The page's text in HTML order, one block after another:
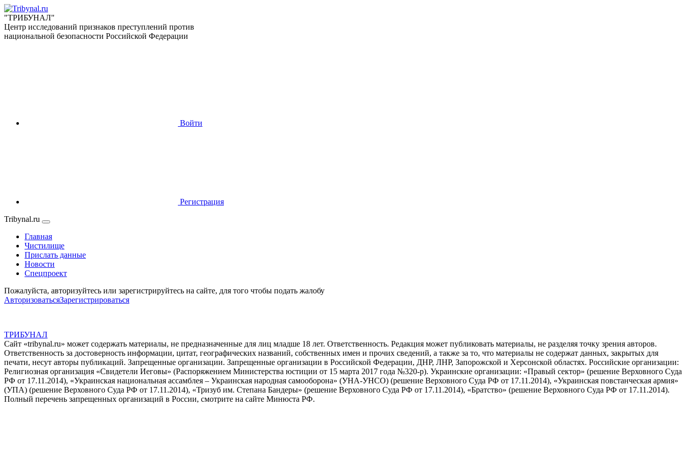
"ТРИБУНАЛ"
Центр исследований признаков преступлений против
национальной безопасности Российской Федерации
Войти
Регистрация
Tribynal.ru
Главная
Чистилище
Прислать данные
Новости
Спецпроект
Пожалуйста, авторизуйтесь или зарегистрируйтесь на сайте, для того чтобы подать жалобу
АвторизоватьсяЗарегистрироваться
ТРИБУНАЛ
Сайт «tribynal.ru» может содержать материалы, не предназначенные для лиц младше 18 лет. Ответственность. Редакция может публиковать материалы, не разделяя точку зрения авторов.
Ответственность за достоверность информации, цитат, географических названий, собственных имен и прочих сведений, а также за то, что материалы не содержат данных, закрытых для
печати, несут авторы публикаций. Запрещенные организации. Запрещенные организации в Российской Федерации, ДНР, ЛНР, Запорожской и Херсонской областях. Российские организации:
Религиозная организация «Свидетели Иеговы» (Распоряжением Министерства юстиции от 15 марта 2017 года №320-р). Украинские организации: «Правый сектор» (решение Верховного Суда
РФ от 17.11.2014), «Украинская национальная ассамблея – Украинская народная самооборона» (УНА-УНСО) (решение Верховного Суда РФ от 17.11.2014), «Украинская повстанческая армия»
(УПА) (решение Верховного Суда РФ от 17.11.2014), «Тризуб им. Степана Бандеры» (решение Верховного Суда РФ от 17.11.2014), «Братство» (решение Верховного Суда РФ от 17.11.2014).
Полный перечень запрещенных организаций в России, смотрите на сайте Минюста РФ.